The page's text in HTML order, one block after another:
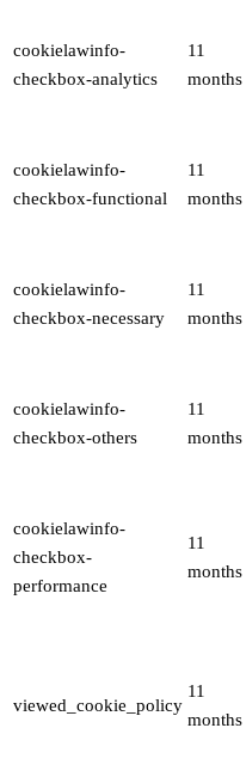
cookielawinfo-
checkbox-analytics
11
months
cookielawinfo-
checkbox-functional
11
months
cookielawinfo-
checkbox-necessary
11
months
cookielawinfo-
checkbox-others
11
months
cookielawinfo-
checkbox-
performance
11
months
viewed_cookie_policy
11
months